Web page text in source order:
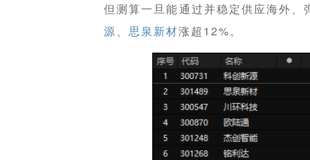
但测算一旦能通过并稳定供应海外
源、 思泉新材涨超12%。